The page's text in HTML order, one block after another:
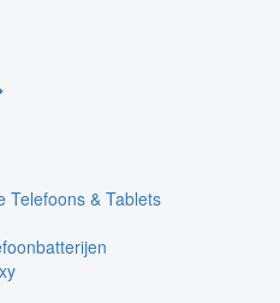
Telefoons & Tablets